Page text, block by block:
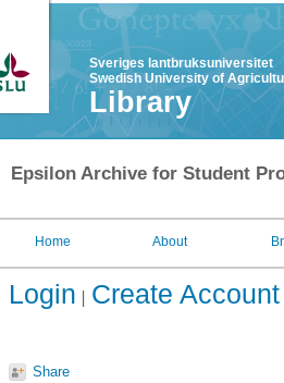
Sveriges lantbruksuniversitet
Swedish University of
Library
Epsilon Archive for Student
Home About
Login Create Account
Share